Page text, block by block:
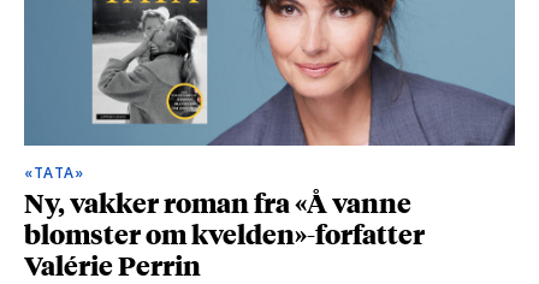
«TATA»
Ny, vakker roman fra «Å vanne
blomster om kvelden»-forfatter
Valérie Perrin